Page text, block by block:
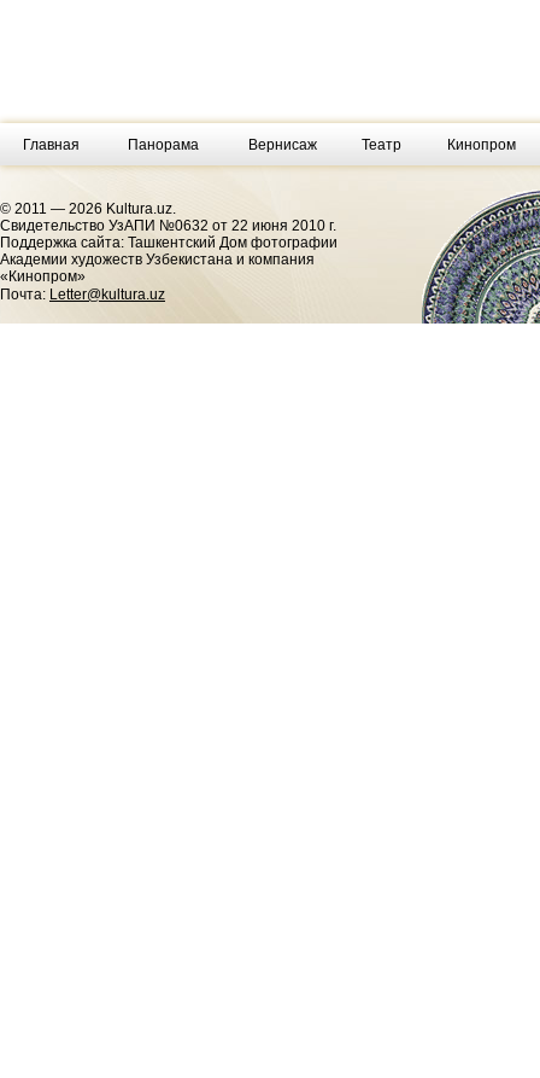
Главная Панорама Вернисаж Театр Кинопром
© 2011 — 2026 Kultura.uz.
Cвидетельство УзАПИ №0632 от 22 июня 2010 г.
Поддержка сайта: Ташкентский Дом фотографии
Академии художеств Узбекистана и компания
«Кинопром»
Почта: Letter@kultura.uz